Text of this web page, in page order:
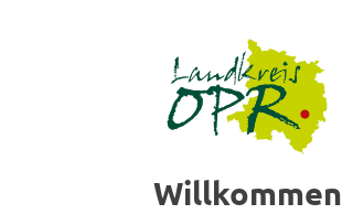
Willkommen